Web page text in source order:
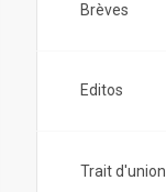
Brèves
Editos
Trait d'union